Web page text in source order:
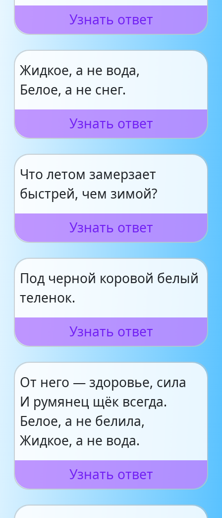
Узнать ответ
Жидкое, а не вода,
Белое, а не снег.
Узнать ответ
Что летом замерзает
быстрей, чем зимой?
Узнать ответ
Под черной коровой белый
теленок.
Узнать ответ
От него — здоровье, сила
И румянец щёк всегда.
Белое, а не белила,
Жидкое, а не вода.
Узнать ответ